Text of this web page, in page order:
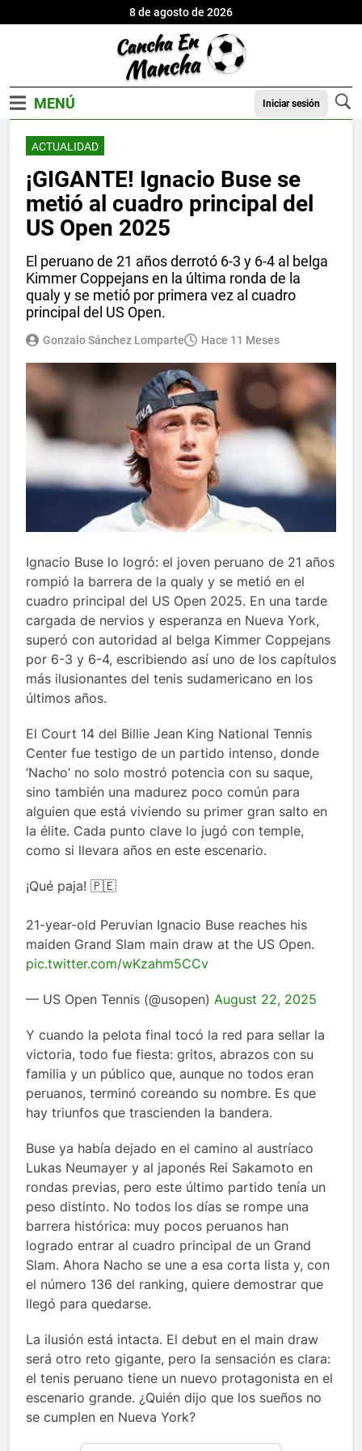
8 de agosto de 2026
Iniciar sesión
ACTUALIDAD
¡GIGANTE! Ignacio Buse se
metió al cuadro principal del
US Open 2025
El peruano de 21 años derrotó 6-3 y 6-4 al belga
Kimmer Coppejans en la última ronda de la
qualy y se metió por primera vez al cuadro
principal del US Open.
Gonzalo Sánchez Lomparte Hace 11 Meses
Ignacio Buse lo logró: el joven peruano de 21 años
rompió la barrera de la qualy y se metió en el
cuadro principal del US Open 2025. En una tarde
cargada de nervios y esperanza en Nueva York,
superó con autoridad al belga Kimmer Coppejans
por 6-3 y 6-4, escribiendo así uno de los capítulos
más ilusionantes del tenis sudamericano en los
últimos años.
El Court 14 del Billie Jean King National Tennis
Center fue testigo de un partido intenso, donde
‘Nacho’ no solo mostró potencia con su saque,
sino también una madurez poco común para
alguien que está viviendo su primer gran salto en
la élite. Cada punto clave lo jugó con temple,
como si llevara años en este escenario.
¡Qué paja! 🇵🇪
21-year-old Peruvian Ignacio Buse reaches his
maiden Grand Slam main draw at the US Open.
pic.twitter.com/wKzahm5CCv
— US Open Tennis (@usopen) August 22, 2025
Y cuando la pelota final tocó la red para sellar la
victoria, todo fue fiesta: gritos, abrazos con su
familia y un público que, aunque no todos eran
peruanos, terminó coreando su nombre. Es que
hay triunfos que trascienden la bandera.
Buse ya había dejado en el camino al austríaco
Lukas Neumayer y al japonés Rei Sakamoto en
rondas previas, pero este último partido tenía un
peso distinto. No todos los días se rompe una
barrera histórica: muy pocos peruanos han
logrado entrar al cuadro principal de un Grand
Slam. Ahora Nacho se une a esa corta lista y, con
el número 136 del ranking, quiere demostrar que
llegó para quedarse.
La ilusión está intacta. El debut en el main draw
será otro reto gigante, pero la sensación es clara:
el tenis peruano tiene un nuevo protagonista en el
escenario grande. ¿Quién dijo que los sueños no
se cumplen en Nueva York?